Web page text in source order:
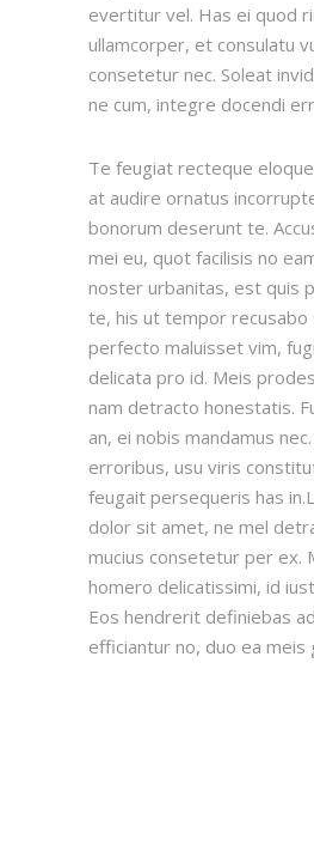
evertitur vel. Has ei quod
ullamcorper, et consulatu
consetetur nec. Soleat
ne cum, integre docendi
Te feugiat recteque
at audire ornatus
bonorum deserunt te.
mei eu, quot facilisis no
noster urbanitas, est quis
te, his ut tempor recusabo
perfecto maluisset vim,
delicata pro id. Meis
nam detracto honestatis.
an, ei nobis mandamus
erroribus, usu viris
feugait persequeris has
dolor sit amet, ne mel
mucius consetetur per ex.
homero delicatissimi, id
Eos hendrerit definiebas
efficiantur no, duo ea meis